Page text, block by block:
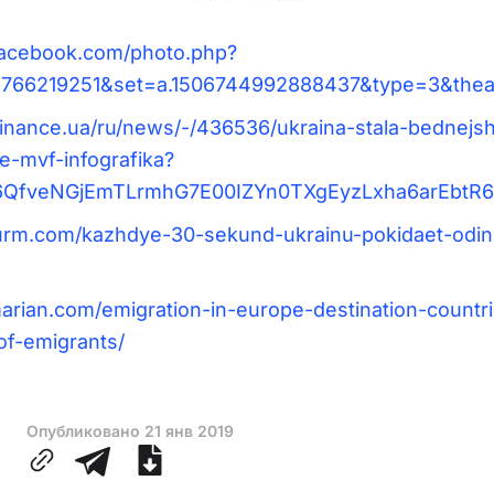
photo.php?
ru/news/-/436536/ukraina-stala-
mvf-infografika?
kazhdye-30-sekund-ukrainu-pokidaet-
emigration-in-europe-destination-
emigrants/
Опубликовано 21 янв 2019